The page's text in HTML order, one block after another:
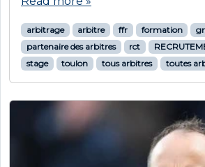
arbitrage arbitre ffr formation
partenaire des arbitres
rct
stage
toulon tous arbitres toutes